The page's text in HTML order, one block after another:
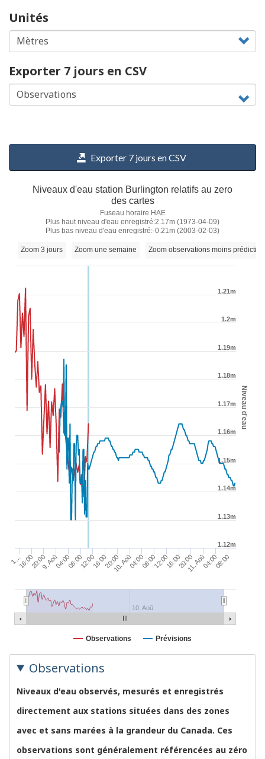
Unités
Exporter 7 jours en CSV
Exporter 7 jours en CSV
Niveau d'eau
Niveaux d'eau station Burlington relatifs au zero
des cartes
Fuseau horaire HAE
Plus haut niveau d'eau enregistré:2.17m (1973-04-09)
Plus bas niveau d'eau enregistré:-0.21m (2003-02-03)
1…16:0020:009. Aoû04:0008:0012:0016:0020:0010. Aoû04:0008:0012:0016:0020:0011. Aoû04:0008:00
10. Aoû
1.12m
1.14m
1.16m
1.18m
1.2m
1.13m
1.15m
1.17m
1.19m
1.21m
Zoom 3 jours Zoom une semaine Zoom observations moins
Observations Prévisions
Observations
Niveaux d'eau observés, mesurés et enregistrés
directement aux stations situées dans des zones
avec et sans marées à la grandeur du Canada. Ces
observations sont généralement référencées au zéro